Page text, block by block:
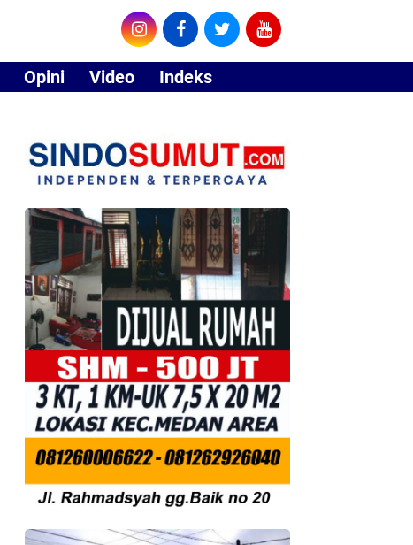
Opini Video Indeks